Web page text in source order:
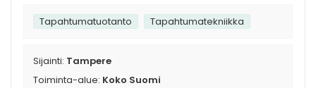
Tapahtumatuotanto Tapahtumatekniikka
Sijainti: Tampere
Toiminta-alue: Koko Suomi